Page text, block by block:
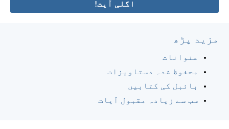
اگلی آیت!
مزید پڑھ
عنوانات
محفوظ شدہ دستاویزات
بائبل کی کتابیں
سب سے زیادہ مقبول آیات